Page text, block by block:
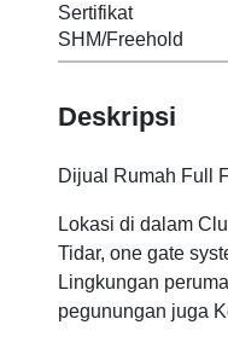
Sertifikat
SHM/Freehold
Deskripsi
Dijual Rumah Full
Lokasi di dalam
Tidar, one gate
Lingkungan
pegunungan juga